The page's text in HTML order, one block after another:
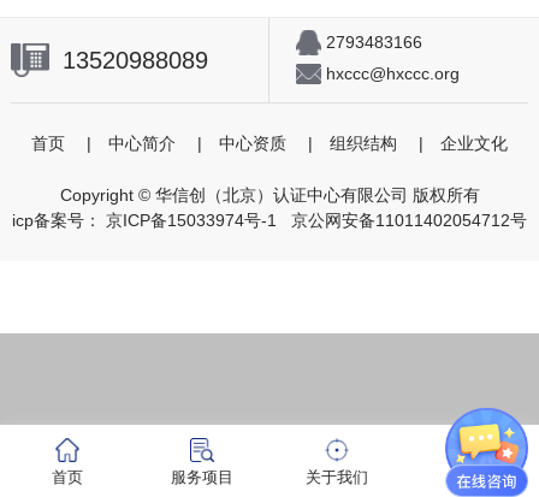
13520988089
2793483166
hxccc@hxccc.org
首页 | 中心简介 | 中心资质 | 组织结构 | 企业文化
Copyright © 华信创（北京）认证中心有限公司 版权所有
icp备案号： 京ICP备15033974号-1 京公网安备11011402054712号
首页 服务项目 关于我们 咨询